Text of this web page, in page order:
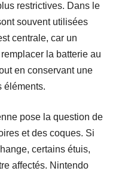
restrictives. Dans le
souvent utilisées
centrale, car un
la batterie au
en conservant une
éléments.
pose la question de
et des coques. Si
certains étuis,
affectés. Nintendo